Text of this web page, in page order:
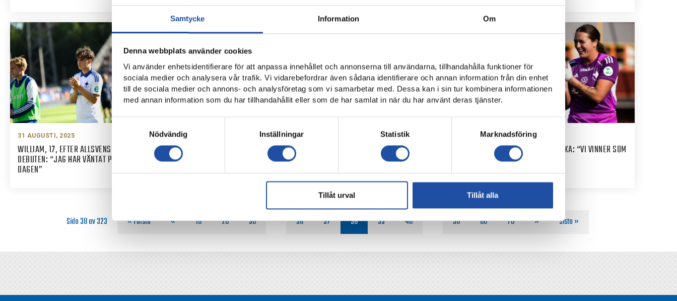
Samtycke Information Om
Denna webbplats använder cookies
Vi använder enhetsidentifierare för att anpassa innehållet och annonserna till användarna, tillhandahålla funktioner för
sociala medier och analysera vår trafik. Vi vidarebefordrar även sådana identifierare och annan information från din enhet
till de sociala medier och annons- och analysföretag som vi samarbetar med. Dessa kan i sin tur kombinera informationen
med annan information som du har tillhandahållit eller som de har samlat in när du har använt deras tjänster.
Samtyckesval
Nödvändig
Inställningar Statistik Marknadsföring
Tillåt urval Tillåt alla
31 AUGUSTI, 2025
WILLIAM, 17, EFTER ALLSVENSKA
DEBUTEN: “JAG HAR VÄNTAT PÅ DEN HÄR
DAGEN”
31 AUGUSTI, 2025
IFK-TRUPPEN MOT DJURGÅRDENS IF
30 AUGUSTI, 2025
FALK INFÖR DIF: “VI VILL FORTSÄTTA GE
30 AUGUSTI, 2025
WIK EFTER FJÄRDE RAKA: “VI VINNER SOM
ETT LAG”
Sida 38 av 323 « Första « 10 20 30 36 37 38 39 40 50 60 70 » Sista »